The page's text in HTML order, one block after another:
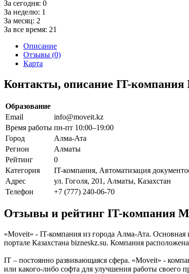
За сегодня: 0
За неделю: 1
За месяц: 2
За все время: 21
Описание
Отзывы (0)
Карта
Контакты, описание IT-компания
Образование
Email
info@moveit.kz
Время работы пн-пт 10:00–19:00
Город
Алма-Ата
Регион
Алматы
Рейтинг
0
Категория
IT-компания, Автоматизация
Адрес
ул. Гоголя, 201, Алматы, Казахстан
Телефон
+7 (777) 240-06-70
Отзывы и рейтинг IT-компания
«Moveit» - IT-компания из города Алма-Ата.
портале Казахстана bizneskz.su. Компания
IT – постоянно развивающаяся сфера. «Moveit» -
или какого-либо софта для улучшения работы